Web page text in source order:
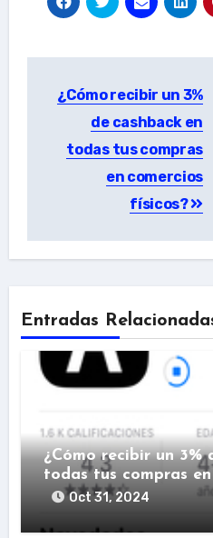
de
entradas
¿Cómo recibir un 3%
de cashback en
todas tus compras
en comercios
físicos?
Entradas
¿Cómo recibir un 3%
todas tus compras
Oct 31, 2024